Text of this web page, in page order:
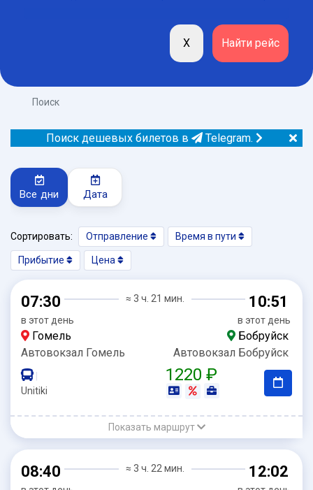
Поиск
Поиск дешевых билетов в Telegram.
Все дни Дата
Сортировать: Отправление Время в пути
Прибытие Цена
07:30
в этот день
≈ 3 ч. 21 мин. 10:51
в этот день
Гомель
Бобруйск
Автовокзал Гомель
Автовокзал Бобруйск
Unitiki
1220 ₽
Показать маршрут
08:40 ≈ 3 ч. 22 мин. 12:02